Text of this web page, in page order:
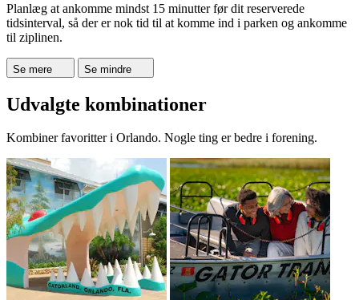
Planlæg at ankomme mindst 15 minutter før dit reserverede
tidsinterval, så der er nok tid til at komme ind i parken og ankomme
til ziplinen.
Se mere Se mindre
Udvalgte kombinationer
Kombiner favoritter i Orlando. Nogle ting er bedre i forening.